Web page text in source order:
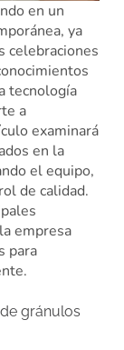
en un
ya
celebraciones
tecnología
a
examinará
en la
el equipo,
de calidad.
empresa
para
gránulos